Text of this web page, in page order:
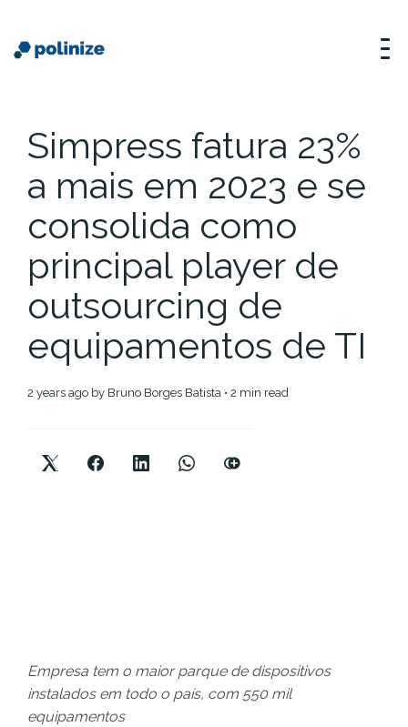
Simpress fatura 23%
a mais em 2023 e se
consolida como
principal player de
outsourcing de
equipamentos de TI
2 years ago by Bruno Borges Batista • 2 min read
Empresa tem o maior parque de dispositivos
instalados em todo o país, com 550 mil
equipamentos